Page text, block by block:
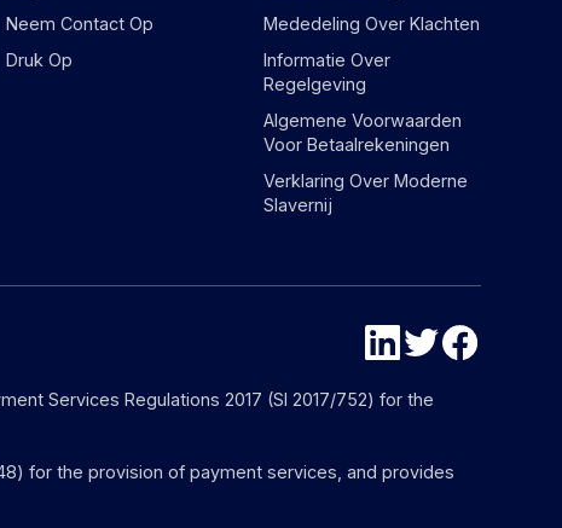
Neem Contact Op
Druk Op
Mededeling Over Klachten
Informatie Over
Regelgeving
Algemene Voorwaarden
Voor Betaalrekeningen
Verklaring Over Moderne
Slavernij
Services Regulations 2017 (SI 2017/752) for the
for the provision of payment services, and provides